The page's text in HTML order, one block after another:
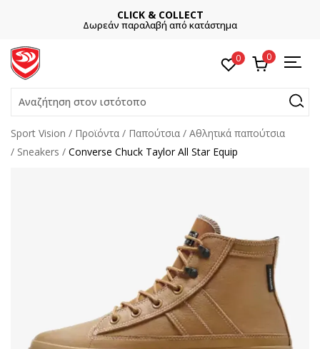
CLICK & COLLECT
Δωρεάν παραλαβή από κατάστημα
0 0
Αναζήτηση στον ιστότοπο
Sport Vision Προϊόντα Παπούτσια
Αθλητικά παπούτσια
Sneakers
Converse Chuck Taylor All Star Equip